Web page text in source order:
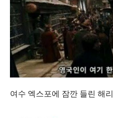
여수 엑스포에 잠깐 들린 해리